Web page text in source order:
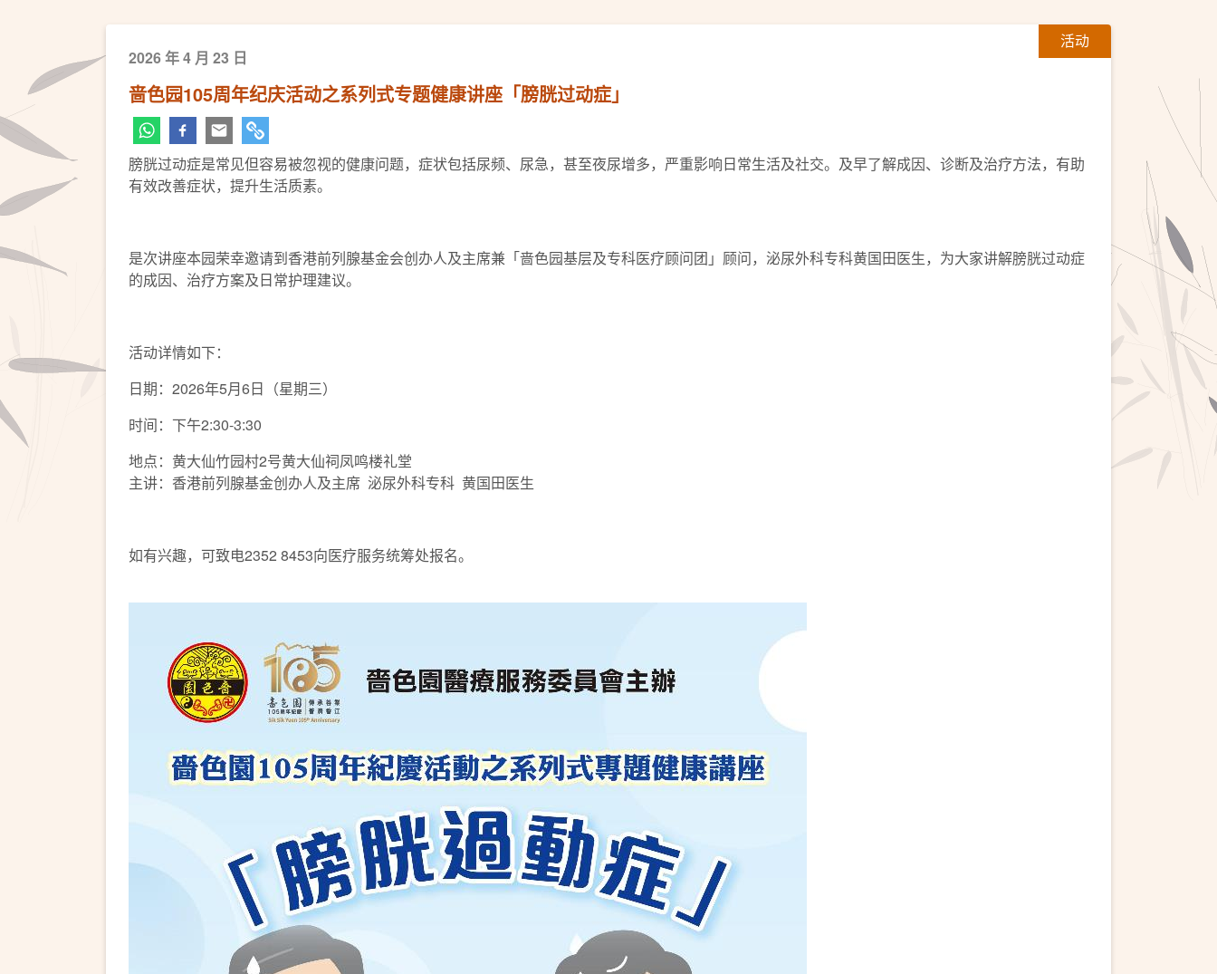
活动
2026 年 4 月 23 日
啬色园105周年纪庆活动之系列式专题健康讲座「膀胱过动症」
膀胱过动症是常见但容易被忽视的健康问题，症状包括尿频、尿急，甚至夜尿增多，严重影响日常生活及社交。及早了解成因、诊断及治疗方法，有助
有效改善症状，提升生活质素。
是次讲座本园荣幸邀请到香港前列腺基金会创办人及主席兼「啬色园基层及专科医疗顾问团」顾问，泌尿外科专科黄国田医生，为大家讲解膀胱过动症
的成因、治疗方案及日常护理建议。
活动详情如下：
日期：2026年5月6日（星期三）
时间：下午2:30-3:30
地点：黄大仙竹园村2号黄大仙祠凤鸣楼礼堂
主讲：香港前列腺基金创办人及主席 泌尿外科专科 黄国田医生
如有兴趣，可致电2352 8453向医疗服务统筹处报名。